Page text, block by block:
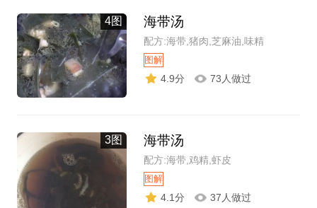
4图 海带汤
配方:海带,猪肉,芝麻油,味精
图解
4.9分 73人做过
3图 海带汤
配方:海带,鸡精,虾皮
图解
4.1分 37人做过